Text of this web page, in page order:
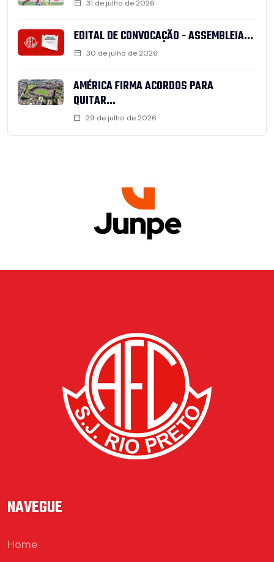
31 de julho de 2026
EDITAL DE CONVOCAÇÃO - ASSEMBLEIA...
30 de julho de 2026
AMÉRICA FIRMA ACORDOS PARA
QUITAR...
29 de julho de 2026
NAVEGUE
Home